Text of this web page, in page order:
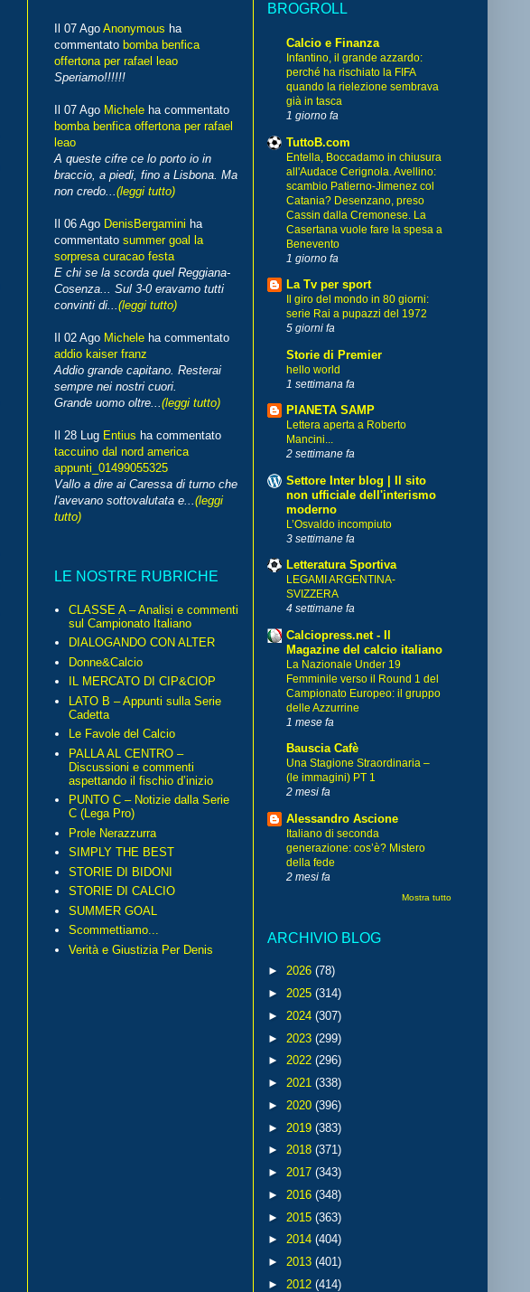
Il 07 Ago Anonymous ha
commentato bomba benfica
offertona per rafael leao
Speriamo!!!!!!
Il 07 Ago Michele ha commentato
bomba benfica offertona per rafael
leao
A queste cifre ce lo porto io in
braccio, a piedi, fino a Lisbona. Ma
non credo...(leggi tutto)
Il 06 Ago DenisBergamini ha
commentato summer goal la
sorpresa curacao festa
E chi se la scorda quel Reggiana-
Cosenza... Sul 3-0 eravamo tutti
convinti di...(leggi tutto)
Il 02 Ago Michele ha commentato
addio kaiser franz
Addio grande capitano. Resterai
sempre nei nostri cuori.
Grande uomo oltre...(leggi tutto)
Il 28 Lug Entius ha commentato
taccuino dal nord america
appunti_01499055325
Vallo a dire ai Caressa di turno che
l'avevano sottovalutata e...(leggi
tutto)
LE NOSTRE RUBRICHE
CLASSE A – Analisi e commenti
sul Campionato Italiano
DIALOGANDO CON ALTER
Donne&Calcio
IL MERCATO DI CIP&CIOP
LATO B – Appunti sulla Serie
Cadetta
Le Favole del Calcio
PALLA AL CENTRO –
Discussioni e commenti
aspettando il fischio d’inizio
PUNTO C – Notizie dalla Serie
C (Lega Pro)
Prole Nerazzurra
SIMPLY THE BEST
STORIE DI BIDONI
STORIE DI CALCIO
SUMMER GOAL
Scommettiamo...
Verità e Giustizia Per Denis
BROGROLL
Calcio e Finanza
Infantino, il grande azzardo:
perché ha rischiato la FIFA
quando la rielezione sembrava
già in tasca
1 giorno fa
TuttoB.com
Entella, Boccadamo in chiusura
all'Audace Cerignola. Avellino:
scambio Patierno-Jimenez col
Catania? Desenzano, preso
Cassin dalla Cremonese. La
Casertana vuole fare la spesa a
Benevento
1 giorno fa
La Tv per sport
Il giro del mondo in 80 giorni:
serie Rai a pupazzi del 1972
5 giorni fa
Storie di Premier
hello world
1 settimana fa
PIANETA SAMP
Lettera aperta a Roberto
Mancini...
2 settimane fa
Settore Inter blog | Il sito
non ufficiale dell'interismo
moderno
L’Osvaldo incompiuto
3 settimane fa
Letteratura Sportiva
LEGAMI ARGENTINA-
SVIZZERA
4 settimane fa
Calciopress.net - Il
Magazine del calcio italiano
La Nazionale Under 19
Femminile verso il Round 1 del
Campionato Europeo: il gruppo
delle Azzurrine
1 mese fa
Bauscia Cafè
Una Stagione Straordinaria –
(le immagini) PT 1
2 mesi fa
Alessandro Ascione
Italiano di seconda
generazione: cos’è? Mistero
della fede
2 mesi fa
Mostra tutto
ARCHIVIO BLOG
► 2026 (78)
► 2025 (314)
► 2024 (307)
► 2023 (299)
► 2022 (296)
► 2021 (338)
► 2020 (396)
► 2019 (383)
► 2018 (371)
► 2017 (343)
► 2016 (348)
► 2015 (363)
► 2014 (404)
► 2013 (401)
► 2012 (414)